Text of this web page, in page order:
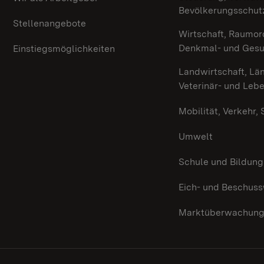
Stellenangebote
Einstiegsmöglichkeiten
Wirtschaft,
Denkmal- und
Landwirtschaft,
Veterinär- und
Mobilität, Verkehr,
Umwelt
Schule und Bildung
Eich- und
Marktüberwachung